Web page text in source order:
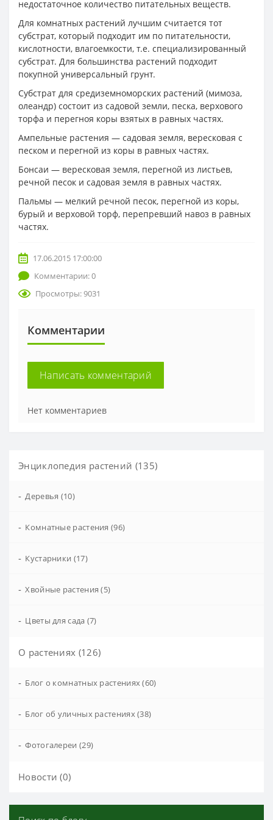
недостаточное количество питательных веществ.
Для комнатных растений лучшим считается тот
субстрат, который подходит им по питательности,
кислотности, влагоемкости, т.е. специализированный
субстрат. Для большинства растений подходит
покупной универсальный грунт.
Субстрат для средиземноморских растений (мимоза,
олеандр) состоит из садовой земли, песка, верхового
торфа и перегноя коры взятых в равных частях.
Ампельные растения — садовая земля, вересковая с
песком и перегной из коры в равных частях.
Бонсаи — вересковая земля, перегной из листьев,
речной песок и садовая земля в равных частях.
Пальмы — мелкий речной песок, перегной из коры,
бурый и верховой торф, перепревший навоз в равных
частях.
17.06.2015 17:00:00
Комментарии: 0
Просмотры: 9031
Комментарии
Написать комментарий
Нет комментариев
Энциклопедия растений (135)
- Деревья (10)
- Комнатные растения (96)
- Кустарники (17)
- Хвойные растения (5)
- Цветы для сада (7)
О растениях (126)
- Блог о комнатных растениях (60)
- Блог об уличных растениях (38)
- Фотогалереи (29)
Новости (0)